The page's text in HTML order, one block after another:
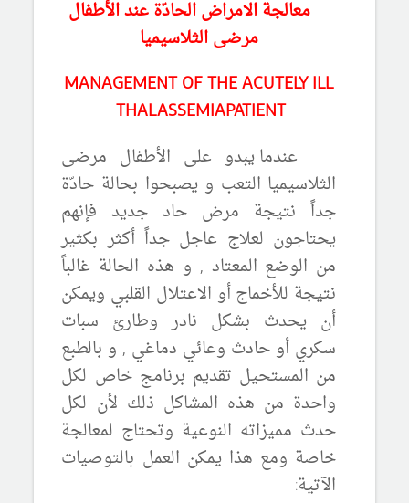
معالجة الامراض الحادّةعند الأطفال
مرضى الثلاسيميا
MANAGEMENT OF THE ACUTELY ILL
THALASSEMIAPATIENT
عندما يبدو على الأطفال مرضى
الثلاسيميا التعب و يصبحوا بحالة حادّة
جداً نتيجة مرض حاد جديد فإنهم
يحتاجون لعلاج عاجل جداً أكثر بكثير
من الوضع المعتاد , و هذه الحالة غالباً
نتيجة للأخماج أو الاعتلال القلبي ويمكن
أن يحدث بشكل نادر وطارئ سبات
سكري أو حادث وعائي دماغي , و بالطبع
من المستحيل تقديم برنامج خاص لكل
واحدة من هذه المشاكل ذلك لأن لكل
حدث مميزاته النوعية وتحتاج لمعالجة
خاصة ومع هذا يمكن العمل بالتوصيات
الآتية: